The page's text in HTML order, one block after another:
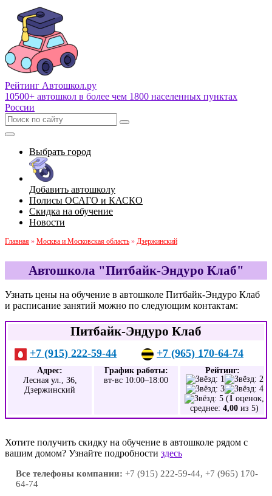
Рейтинг Автошкол.ру
10500+ автошкол в более чем 1800 населенных пунктах
России
Выбрать город
Добавить автошколу
Полисы ОСАГО и КАСКО
Скидка на обучение
Новости
Главная » Москва и Московская область » Дзержинский
Автошкола "Питбайк-Эндуро Клаб"
Узнать цены на обучение в автошколе Питбайк-Эндуро Клаб
и расписание занятий можно по следующим контактам:
Питбайк-Эндуро Клаб
+7 (915) 222-59-44 +7 (965) 170-64-74
Адрес:
Лесная ул., 36,
Дзержинский
График работы:
вт-вс 10:00–18:00
Рейтинг:
(1 оценок,
среднее: 4,00 из 5)
Хотите получить скидку на обучение в автошколе рядом с
вашим домом? Узнайте подробности здесь
Все телефоны компании: +7 (915) 222-59-44, +7 (965) 170-
64-74